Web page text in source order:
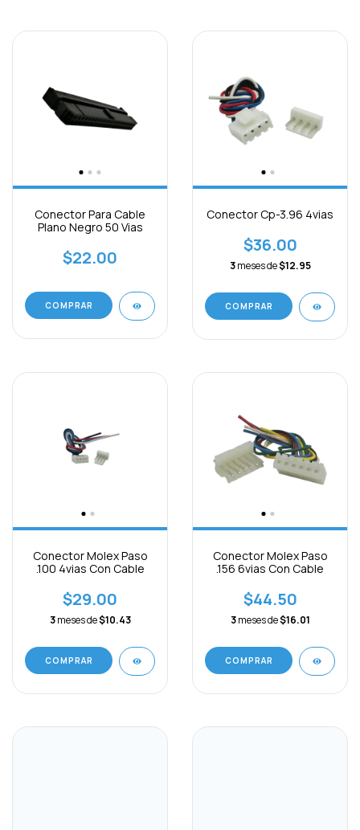
Conector Para Cable
Plano Negro 50 Vias
$22.00
Conector Cp-3.96 4vias
$36.00
3 meses de$12.95
COMPRAR
Conector Molex Paso
.100 4vias Con Cable
$29.00
3 meses de$10.43
COMPRAR
Conector Molex Paso
.156 6vias Con Cable
$44.50
3 meses de$16.01